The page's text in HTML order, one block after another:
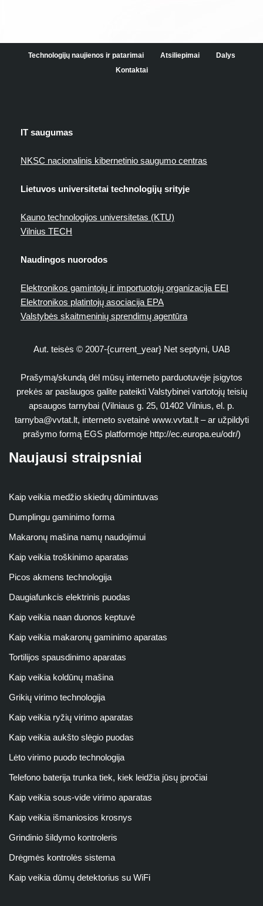
Technologijų naujienos ir patarimai Atsiliepimai
Dalys
Kontaktai
IT saugumas
NKSC nacionalinis kibernetinio saugumo centras
Lietuvos universitetai technologijų srityje
Kauno technologijos universitetas (KTU)
Vilnius TECH
Naudingos nuorodos
Elektronikos gamintojų ir importuotojų organizacija EEI
Elektronikos platintojų asociacija EPA
Valstybės skaitmeninių sprendimų agentūra
Aut. teisės © 2007-{current_year} Net septyni, UAB
Prašymą/skundą dėl mūsų interneto parduotuvėje įsigytos
prekės ar paslaugos galite pateikti Valstybinei vartotojų teisių
apsaugos tarnybai (Vilniaus g. 25, 01402 Vilnius, el. p.
tarnyba@vvtat.lt, interneto svetainė www.vvtat.lt – ar užpildyti
prašymo formą EGS platformoje http://ec.europa.eu/odr/)
Naujausi straipsniai
Kaip veikia medžio skiedrų dūmintuvas
Dumplingu gaminimo forma
Makaronų mašina namų naudojimui
Kaip veikia troškinimo aparatas
Picos akmens technologija
Daugiafunkcis elektrinis puodas
Kaip veikia naan duonos keptuvė
Kaip veikia makaronų gaminimo aparatas
Tortilijos spausdinimo aparatas
Kaip veikia koldūnų mašina
Grikių virimo technologija
Kaip veikia ryžių virimo aparatas
Kaip veikia aukšto slėgio puodas
Lėto virimo puodo technologija
Telefono baterija trunka tiek, kiek leidžia jūsų įpročiai
Kaip veikia sous-vide virimo aparatas
Kaip veikia išmaniosios krosnys
Grindinio šildymo kontroleris
Drėgmės kontrolės sistema
Kaip veikia dūmų detektorius su WiFi